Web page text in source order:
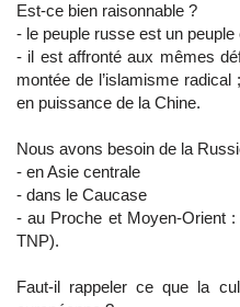
Est-ce bien raisonnable ?
- le peuple russe est un peuple
- il est affronté aux mêmes
montée de l’islamisme radical
en puissance de la Chine.
Nous avons besoin de la
- en Asie centrale
- dans le Caucase
- au Proche et Moyen-Orient
TNP).
Faut-il rappeler ce que la